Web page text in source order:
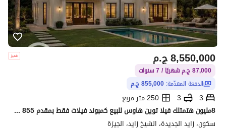
ج.م8,550,000
87,000 ج.م شهريًا / 7 سنوات
الدفعة المقدّمة: 855,000 ج.م
3
3
250 متر مربع
8مليون هتمتلك فيلا توين هاوس للبيع كمبوند فيلات فقط بمقدم 855 الف ابدأ حياه جديده
سكون، زايد الجديدة، الشيخ زايد، الجيزة